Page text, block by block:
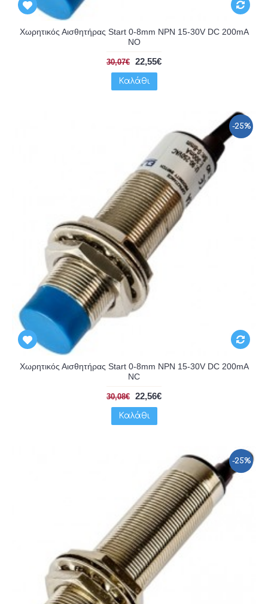
Χωρητικός Αισθητήρας Start 0-8mm NPN 15-30V DC 200mA
NO
30,07€ 22,55€
Καλάθι
-25%
Χωρητικός Αισθητήρας Start 0-8mm NPN 15-30V DC 200mA
NC
30,08€ 22,56€
Καλάθι
-25%